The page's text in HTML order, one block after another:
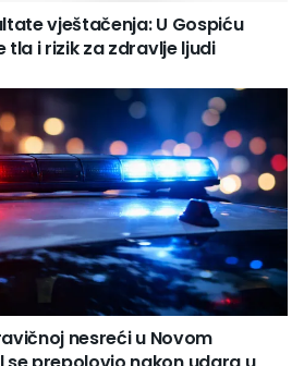
vještačenja: U Gospiću
tla i rizik za zdravlje ljudi
nesreći u Novom